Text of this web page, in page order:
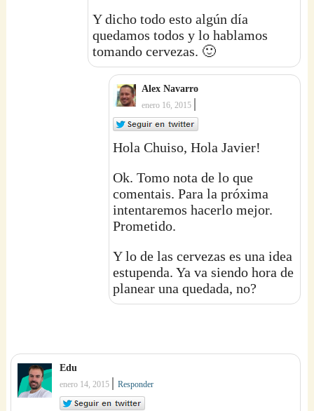
Y dicho todo esto algún día
quedamos todos y lo hablamos
tomando cervezas. 🙂
Alex Navarro
enero 16, 2015 |
Hola Chuiso, Hola Javier!
Ok. Tomo nota de lo que
comentais. Para la próxima
intentaremos hacerlo mejor.
Prometido.
Y lo de las cervezas es una idea
estupenda. Ya va siendo hora de
planear una quedada, no?
Edu
enero 14, 2015 |Responder